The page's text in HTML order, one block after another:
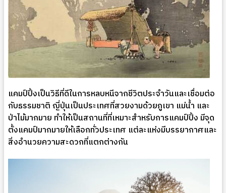
แคมป์ปิ้งเป็นวิธีที่ดีในการหลบหนีจากชีวิตประจำวันและเชื่อมต่อ
กับธรรมชาติ ญี่ปุ่นเป็นประเทศที่สวยงามด้วยภูเขา แม่น้ำ และ
ป่าไม้มากมาย ทำให้เป็นสถานที่ที่เหมาะสำหรับการแคมป์ปิ้ง มีจุด
ตั้งแคมป์มากมายให้เลือกทั่วประเทศ แต่ละแห่งมีบรรยากาศและ
สิ่งอำนวยความสะดวกที่แตกต่างกัน